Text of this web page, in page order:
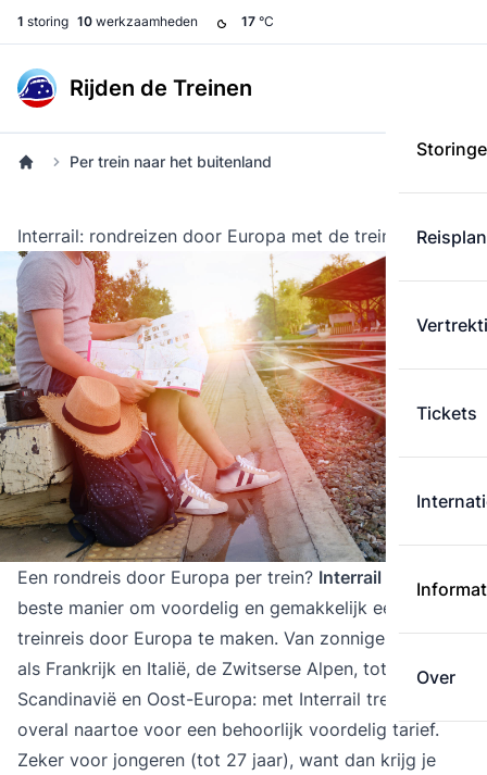
1 storing 10 werkzaamheden 17 °C
Rijden de Treinen
Tickets
Over
Per trein naar het buitenland
Interrail: rondreizen door Europa met de trein
Een rondreis door Europa per trein? Interrail is de
beste manier om voordelig en gemakkelijk een
treinreis door Europa te maken. Van zonnige landen
als Frankrijk en Italië, de Zwitserse Alpen, tot
Scandinavië en Oost-Europa: met Interrail trein je
overal naartoe voor een behoorlijk voordelig tarief.
Zeker voor jongeren (tot 27 jaar), want dan krijg je